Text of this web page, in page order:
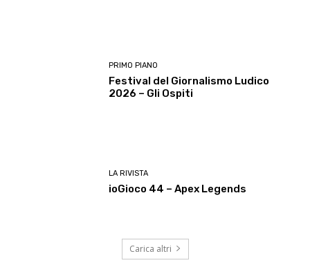
PRIMO PIANO
Festival del Giornalismo Ludico
2026 – Gli Ospiti
LA RIVISTA
ioGioco 44 – Apex Legends
Carica altri